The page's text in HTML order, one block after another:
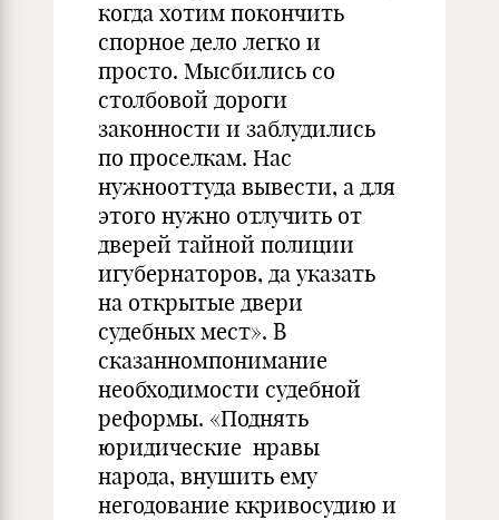
когда хотим покончить
спорное дело легко и
просто. Мысбились со
столбовой дороги
законности и заблудились
по проселкам. Нас
нужнооттуда вывести, а для
этого нужно отлучить от
дверей тайной полиции
игубернаторов, да указать
на открытые двери
судебных мест». В
сказанномпонимание
необходимости судебной
реформы. «Поднять
юридические нравы
народа, внушить ему
негодование ккривосудию и